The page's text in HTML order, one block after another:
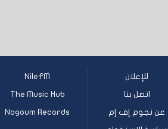
للإعلان
اتصل بنا
عن نجوم إف إم
NileFM
The Music Hub
Nogoum Records